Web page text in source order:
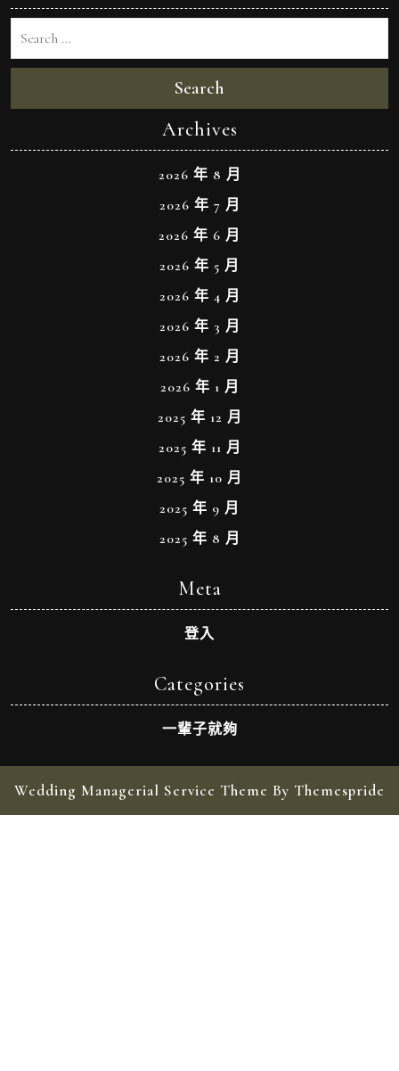
Search
Archives
2026 年 8 月
2026 年 7 月
2026 年 6 月
2026 年 5 月
2026 年 4 月
2026 年 3 月
2026 年 2 月
2026 年 1 月
2025 年 12 月
2025 年 11 月
2025 年 10 月
2025 年 9 月
2025 年 8 月
Meta
登入
Categories
一輩子就夠
Wedding Managerial Service Theme By Themespride